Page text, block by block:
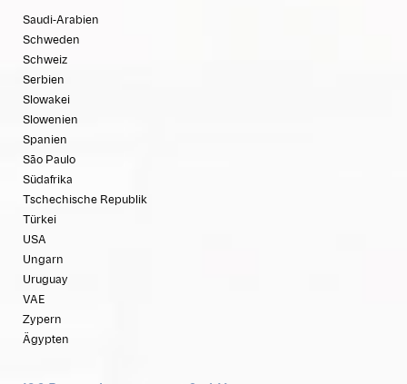
Saudi-Arabien
Schweden
Schweiz
Serbien
Slowakei
Slowenien
Spanien
São Paulo
Südafrika
Tschechische Republik
Türkei
USA
Ungarn
Uruguay
VAE
Zypern
Ägypten